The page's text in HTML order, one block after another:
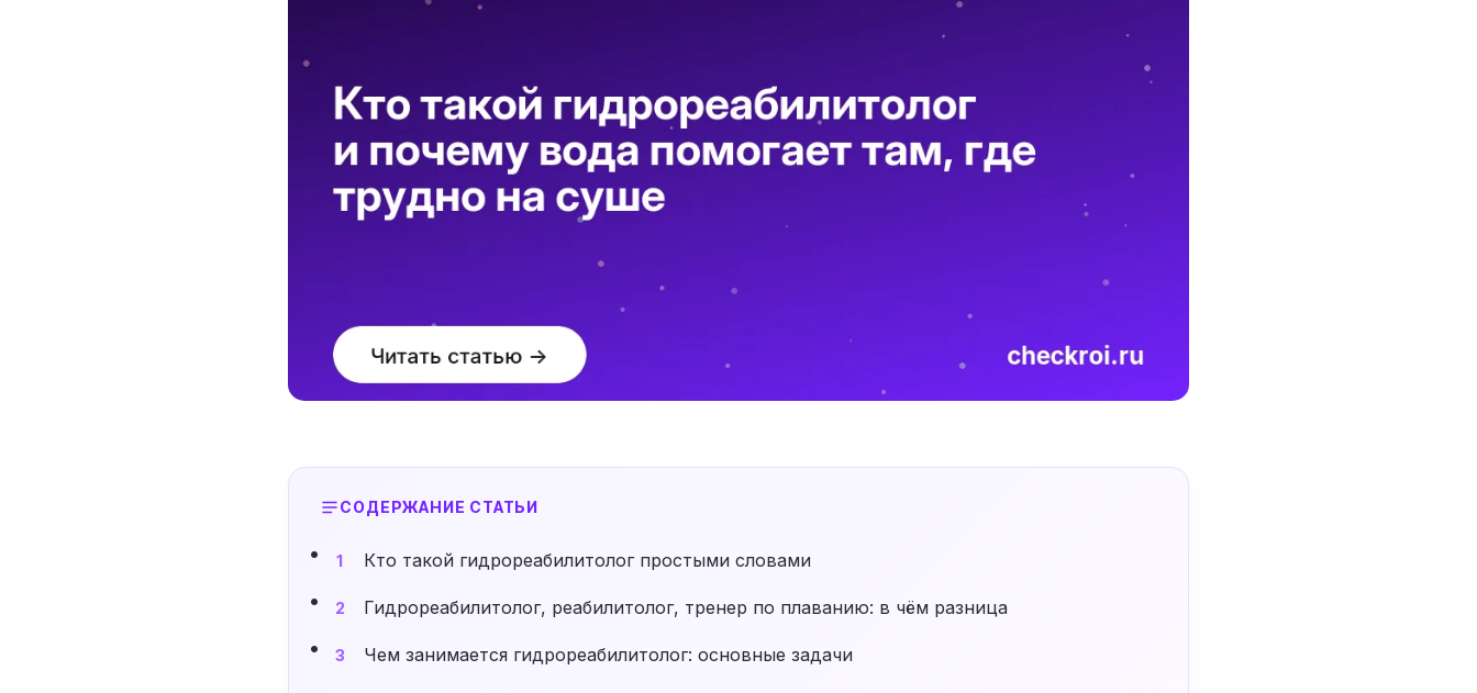
СОДЕРЖАНИЕ СТАТЬИ
1 Кто такой гидрореабилитолог простыми словами
2 Гидрореабилитолог, реабилитолог, тренер по плаванию: в чём разница
3 Чем занимается гидрореабилитолог: основные задачи